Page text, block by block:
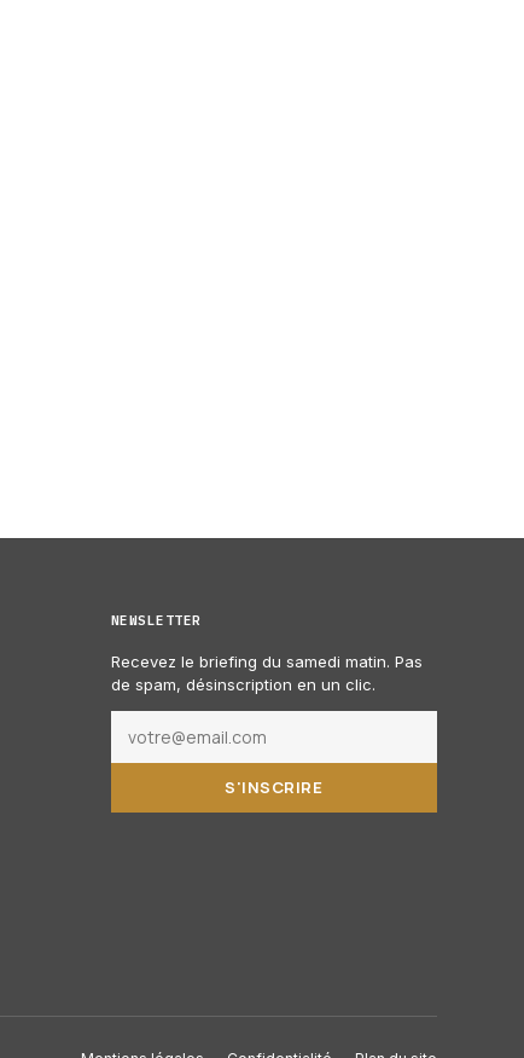
NEWSLETTER
Recevez le briefing du samedi matin. Pas
de spam, désinscription en un clic.
S'INSCRIRE